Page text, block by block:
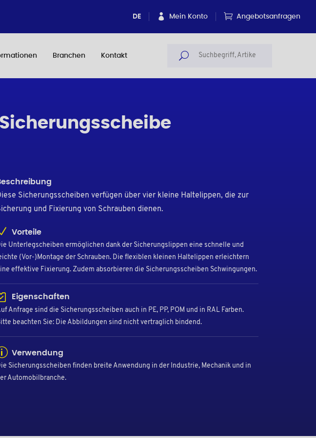
DE Mein Konto Angebotsanfragen
Branchen Kontakt
Sicherungsscheiben verfügen über vier kleine Haltelippen, die zur
und Fixierung von Schrauben dienen.
Vorteile
Unterlegscheiben ermöglichen dank der Sicherungslippen eine schnelle und
(Vor-)Montage der Schrauben. Die flexiblen kleinen Haltelippen erleichtern
effektive Fixierung. Zudem absorbieren die Sicherungsscheiben Schwingungen.
Eigenschaften
Anfrage sind die Sicherungsscheiben auch in PE, PP, POM und in RAL Farben.
beachten Sie: Die Abbildungen sind nicht vertraglich bindend.
Verwendung
Sicherungsscheiben finden breite Anwendung in der Industrie, Mechanik und in
Automobilbranche.